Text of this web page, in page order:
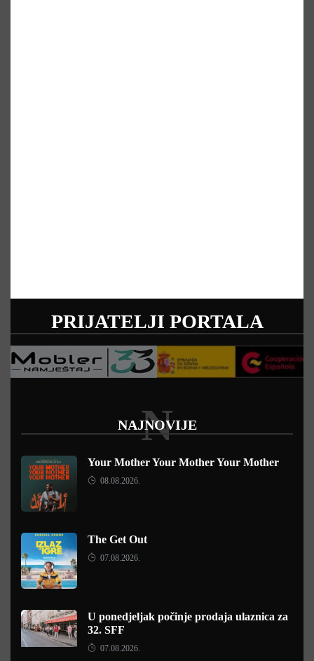
PRIJATELJI PORTALA
NAJNOVIJE
N
Your Mother Your Mother Your Mother
08.08.2026.
The Get Out
07.08.2026.
U ponedjeljak počinje prodaja ulaznica za
32. SFF
07.08.2026.